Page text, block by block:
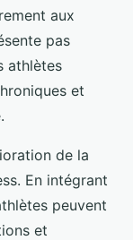
aux
pas
athlètes
et
de la
En intégrant
peuvent
et